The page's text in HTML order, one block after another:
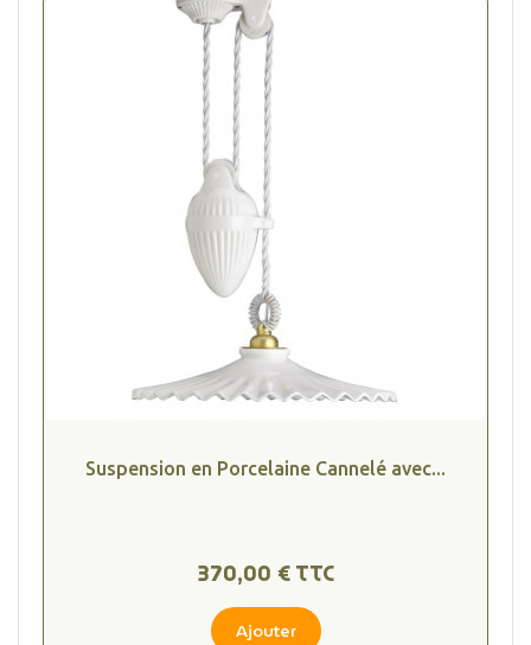
Suspension en Porcelaine Cannelé avec...
370,00 € TTC
Ajouter